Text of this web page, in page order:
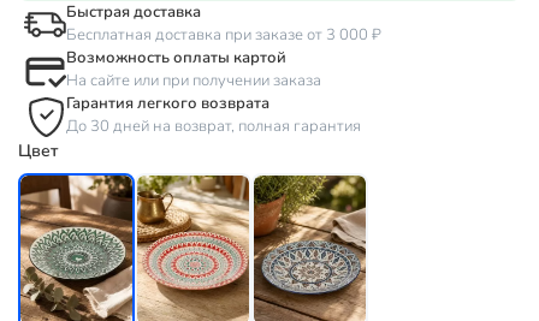
Быстрая доставка
Бесплатная доставка при заказе от 3 000 ₽
Возможность оплаты картой
На сайте или при получении заказа
Гарантия легкого возврата
До 30 дней на возврат, полная гарантия
Цвет